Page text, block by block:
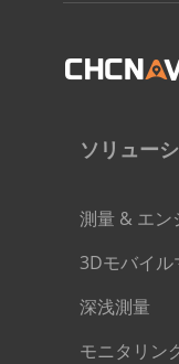
ソリュー
測量 & エン
3Dモバイ
深浅測量
モニタリン